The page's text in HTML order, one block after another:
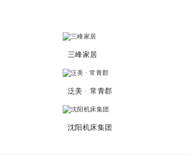
三峰家居
泛美 · 常青郡
沈阳机床集团